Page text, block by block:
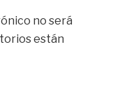
no será
están